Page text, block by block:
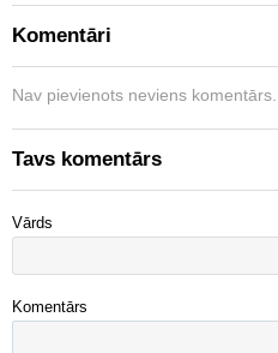
Komentāri
Nav pievienots neviens komentārs.
Tavs komentārs
Vārds
Komentārs